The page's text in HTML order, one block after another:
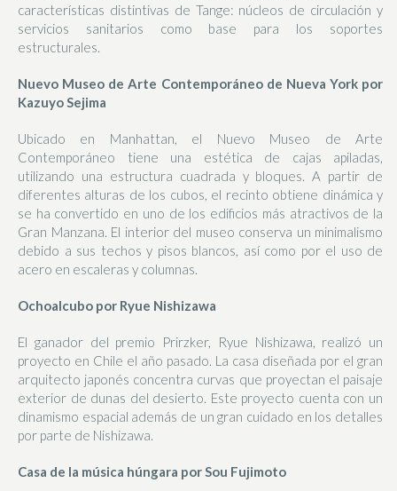
características distintivas de Tange: núcleos de circulación y
servicios sanitarios como base para los soportes
estructurales.
Nuevo Museo de Arte Contemporáneo de Nueva York por
Kazuyo Sejima
Ubicado en Manhattan, el Nuevo Museo de Arte
Contemporáneo tiene una estética de cajas apiladas,
utilizando una estructura cuadrada y bloques. A partir de
diferentes alturas de los cubos, el recinto obtiene dinámica y
se ha convertido en uno de los edificios más atractivos de la
Gran Manzana. El interior del museo conserva un minimalismo
debido a sus techos y pisos blancos, así como por el uso de
acero en escaleras y columnas.
Ochoalcubo por Ryue Nishizawa
El ganador del premio Prirzker, Ryue Nishizawa, realizó un
proyecto en Chile el año pasado. La casa diseñada por el gran
arquitecto japonés concentra curvas que proyectan el paisaje
exterior de dunas del desierto. Este proyecto cuenta con un
dinamismo espacial además de un gran cuidado en los detalles
por parte de Nishizawa.
Casa de la música húngara por Sou Fujimoto